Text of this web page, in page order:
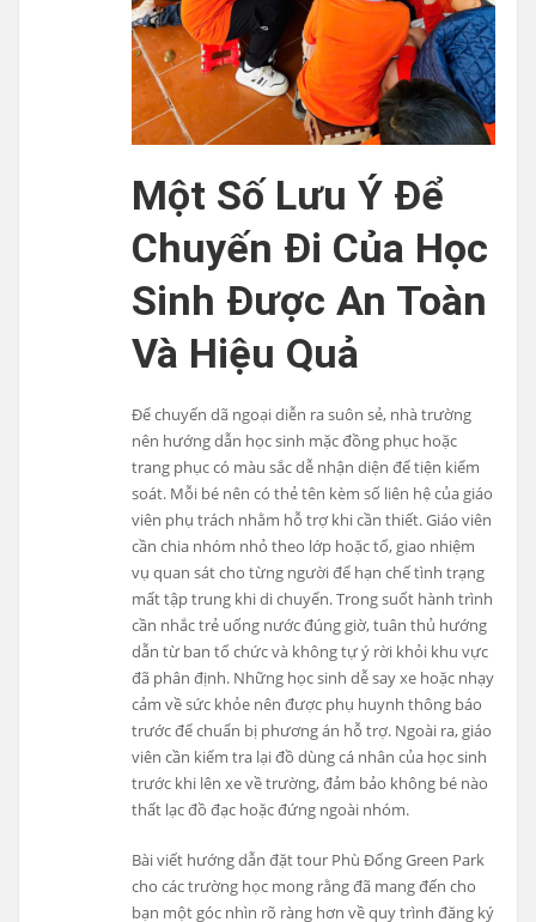
Một Số Lưu Ý Để
Chuyến Đi Của Học
Sinh Được An Toàn
Và Hiệu Quả
Để chuyến dã ngoại diễn ra suôn sẻ, nhà trường
nên hướng dẫn học sinh mặc đồng phục hoặc
trang phục có màu sắc dễ nhận diện để tiện kiểm
soát. Mỗi bé nên có thẻ tên kèm số liên hệ của giáo
viên phụ trách nhằm hỗ trợ khi cần thiết. Giáo viên
cần chia nhóm nhỏ theo lớp hoặc tổ, giao nhiệm
vụ quan sát cho từng người để hạn chế tình trạng
mất tập trung khi di chuyển. Trong suốt hành trình
cần nhắc trẻ uống nước đúng giờ, tuân thủ hướng
dẫn từ ban tổ chức và không tự ý rời khỏi khu vực
đã phân định. Những học sinh dễ say xe hoặc nhạy
cảm về sức khỏe nên được phụ huynh thông báo
trước để chuẩn bị phương án hỗ trợ. Ngoài ra, giáo
viên cần kiểm tra lại đồ dùng cá nhân của học sinh
trước khi lên xe về trường, đảm bảo không bé nào
thất lạc đồ đạc hoặc đứng ngoài nhóm.
Bài viết hướng dẫn đặt tour Phù Đổng Green Park
cho các trường học mong rằng đã mang đến cho
bạn một góc nhìn rõ ràng hơn về quy trình đăng ký